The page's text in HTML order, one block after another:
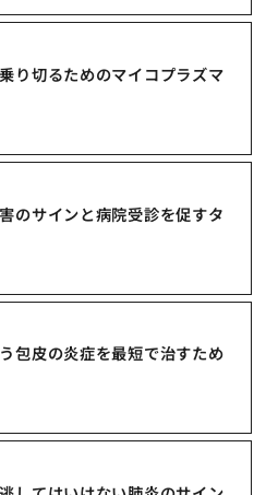
り切るためのマイコプラズマ
のサインと病院受診を促すタ
包皮の炎症を最短で治すため